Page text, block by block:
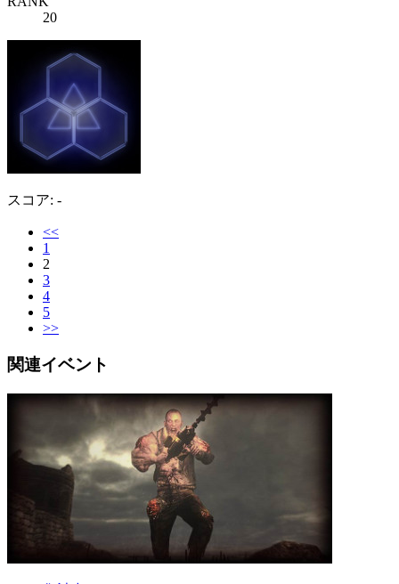
20
スコア: -
<<
1
2
3
4
5
>>
関連イベント